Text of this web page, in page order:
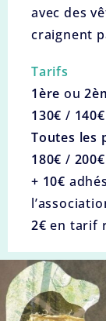
avec des
craignent
Tarifs
1ère ou
130€ / 140€
Toutes les
180€ / 200€
+ 10€
2€ en tarif